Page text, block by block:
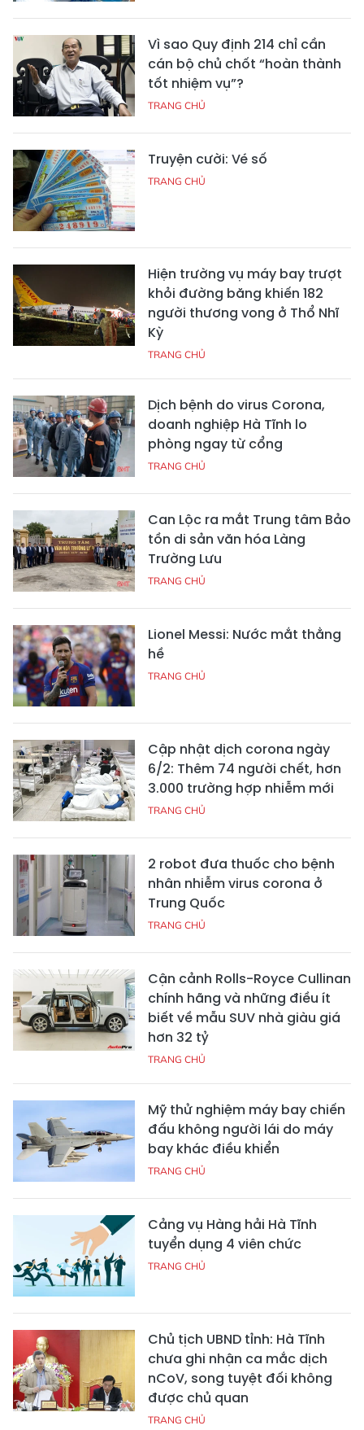
Vì sao Quy định 214 chỉ cần
cán bộ chủ chốt “hoàn thành
tốt nhiệm vụ”?
TRANG CHỦ
Truyện cười: Vé số
TRANG CHỦ
Hiện trường vụ máy bay trượt
khỏi đường băng khiến 182
người thương vong ở Thổ Nhĩ
Kỳ
TRANG CHỦ
Dịch bệnh do virus Corona,
doanh nghiệp Hà Tĩnh lo
phòng ngay từ cổng
TRANG CHỦ
Can Lộc ra mắt Trung tâm Bảo
tồn di sản văn hóa Làng
Trường Lưu
TRANG CHỦ
Lionel Messi: Nước mắt thằng
hề
TRANG CHỦ
Cập nhật dịch corona ngày
6/2: Thêm 74 người chết, hơn
3.000 trường hợp nhiễm mới
TRANG CHỦ
2 robot đưa thuốc cho bệnh
nhân nhiễm virus corona ở
Trung Quốc
TRANG CHỦ
Cận cảnh Rolls-Royce Cullinan
chính hãng và những điều ít
biết về mẫu SUV nhà giàu giá
hơn 32 tỷ
TRANG CHỦ
Mỹ thử nghiệm máy bay chiến
đấu không người lái do máy
bay khác điều khiển
TRANG CHỦ
Cảng vụ Hàng hải Hà Tĩnh
tuyển dụng 4 viên chức
TRANG CHỦ
Chủ tịch UBND tỉnh: Hà Tĩnh
chưa ghi nhận ca mắc dịch
nCoV, song tuyệt đối không
được chủ quan
TRANG CHỦ